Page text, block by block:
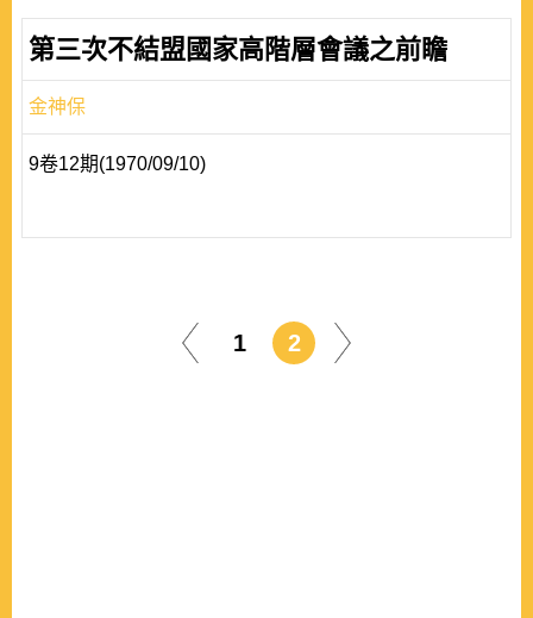
第三次不結盟國家高階層會議之前瞻
金神保
9卷12期(1970/09/10)
1 2